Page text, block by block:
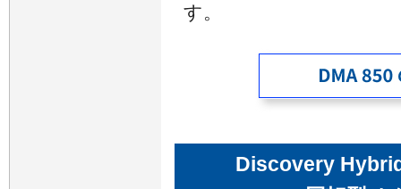
す。
Discovery